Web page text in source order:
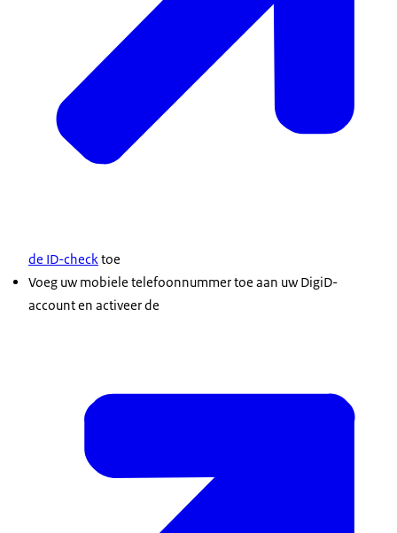
de ID-check toe
Voeg uw mobiele telefoonnummer toe aan uw DigiD-
account en activeer de